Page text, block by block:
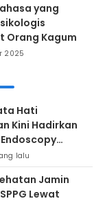
yang
Orang Kagum
2025
Hati
Kini Hadirkan
lalu
Jamin
Lewat